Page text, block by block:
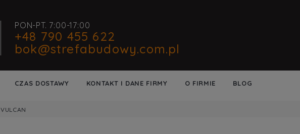
PON-PT. 7:00-17:00
+48 790 455 622
bok@strefabudowy.com.pl
CZAS DOSTAWY KONTAKT I DANE FIRMY O FIRMIE BLOG
VULCAN